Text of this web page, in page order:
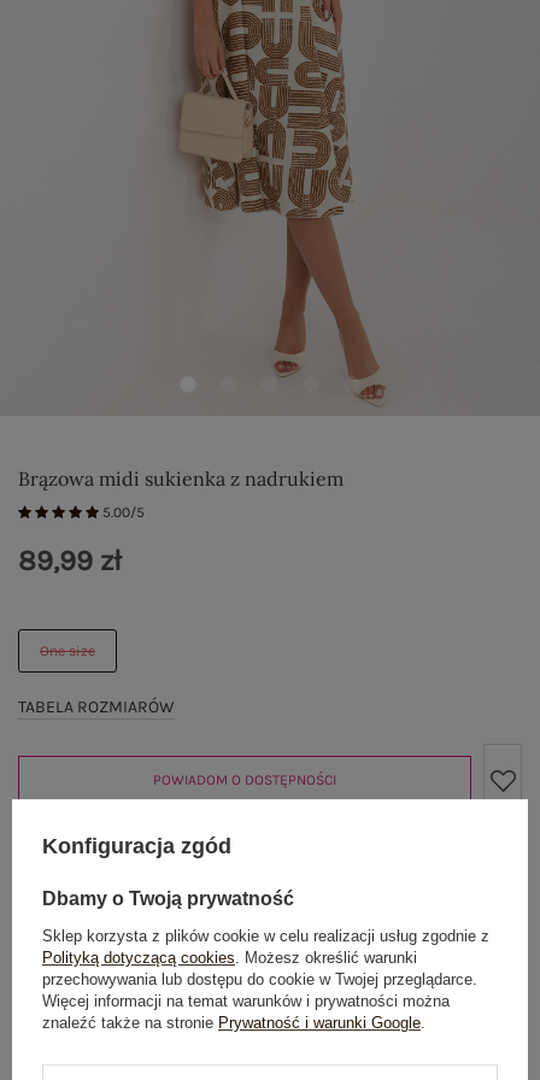
Brązowa midi sukienka z nadrukiem
5.00/5
One size
TABELA ROZMIARÓW
89,99 zł
POWIADOM O DOSTĘPNOŚCI
OPIS PRODUKTU
Konfiguracja zgód
Dbamy o Twoją prywatność
Sklep korzysta z plików cookie w celu realizacji usług zgodnie z
Polityką dotyczącą cookies. Możesz określić warunki
przechowywania lub dostępu do cookie w Twojej przeglądarce.
Więcej informacji na temat warunków i prywatności można
znaleźć także na stronie Prywatność i warunki Google.